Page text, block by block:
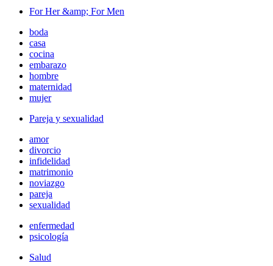
For Her &amp; For Men
boda
casa
cocina
embarazo
hombre
maternidad
mujer
Pareja y sexualidad
amor
divorcio
infidelidad
matrimonio
noviazgo
pareja
sexualidad
enfermedad
psicología
Salud